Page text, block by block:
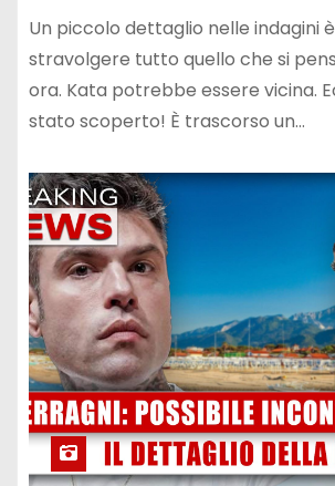
Un piccolo dettaglio nelle indagini
stravolgere tutto quello che si
ora. Kata potrebbe essere vicina.
stato scoperto! È trascorso un…